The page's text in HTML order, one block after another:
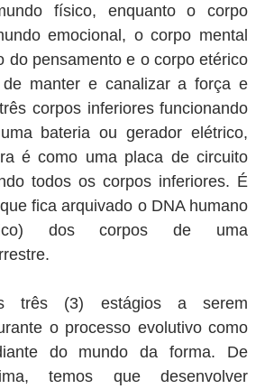
físico, enquanto o corpo
emocional, o corpo mental
do pensamento e o corpo etérico
manter e canalizar a força e
corpos inferiores funcionando
bateria ou gerador elétrico,
é como uma placa de circuito
todos os corpos inferiores. É
fica arquivado o DNA humano
dos corpos de uma
três (3) estágios a serem
o processo evolutivo como
do mundo da forma. De
temos que desenvolver